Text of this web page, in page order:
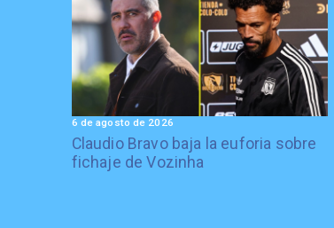
Claudio Bravo baja la euforia sobre
fichaje de Vozinha
6 de agosto de 2026